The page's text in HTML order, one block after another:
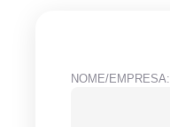
NOME/EMPRESA: